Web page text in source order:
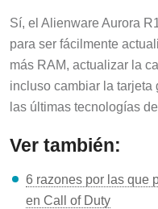
Sí, el Alienware Aurora
para ser fácilmente
más RAM, actualizar la
incluso cambiar la tarjeta
las últimas tecnologías
Ver también:
6 razones por las que
en Call of Duty